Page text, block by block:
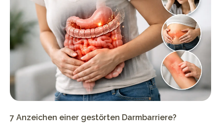
7 Anzeichen einer gestörten Darmbarriere?